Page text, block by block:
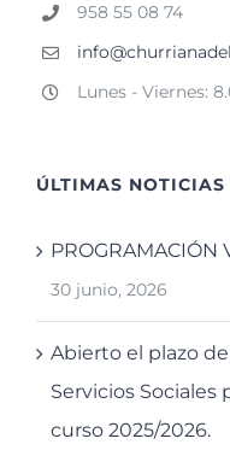
958 55 08 74
Lunes - Viernes:
ÚLTIMAS NOTICIAS
PROGRAMACIÓN
30 junio, 2026
Abierto el plazo
Servicios Sociales
curso 2025/2026.